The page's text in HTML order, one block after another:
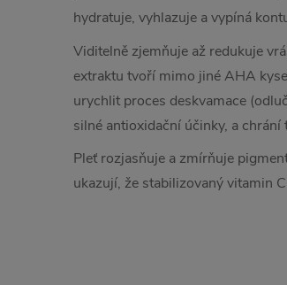
hydratuje, vyhlazuje a vypíná
Viditelně zjemňuje až redukuje
extraktu tvoří mimo jiné AHA
urychlit proces deskvamace
silné antioxidační účinky, a chrání
Pleť rozjasňuje a zmírňuje
ukazují, že stabilizovaný vitamin